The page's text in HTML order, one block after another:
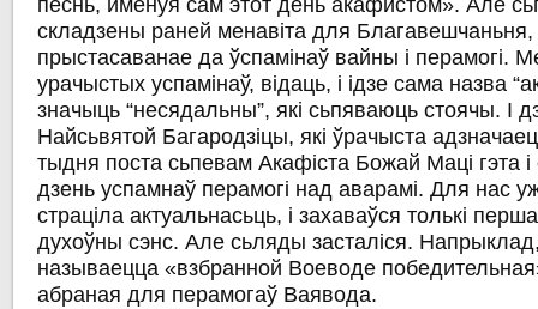
песнь, именуя сам этот день акафистом». Але
складзены раней менавіта для
прыстасаванае да ўспамінаў вайны і перамогі.
урачыстых успамінаў, відаць, і ідзе сама назва
значыць “несядальны”, які сьпяваюць стоячы. І
Найсьвятой Багародзіцы, які ўрачыста
тыдня поста сьпевам Акафіста Божай Маці гэта
дзень успамнаў перамогі над аварамі. Для нас
страціла актуальнасьць, і захаваўся толькі
духоўны сэнс. Але сьляды засталіся.
называецца «взбранной Воеводе
абраная для перамогаў Ваявода.